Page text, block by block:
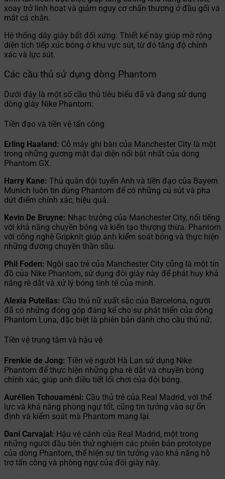
xoay trở linh hoạt và giảm nguy cơ chấn thương ở đầu gối và
mắt cá chân.
Hệ thống dây giày bất đối xứng: Thiết kế này giúp mở rộng
diện tích tiếp xúc bóng ở khu vực sút, từ đó tăng độ chính
xác và lực sút.
Các cầu thủ sử dụng dòng Phantom
Dưới đây là một số cầu thủ tiêu biểu đã và đang sử dụng
dòng giày Nike Phantom:
Tiền đạo và tiền vệ tấn công
Erling Haaland: Cỗ máy ghi bàn của Manchester City là một
trong những gương mặt đại diện nổi bật nhất của dòng
Phantom GX.
Harry Kane: Thủ quân đội tuyển Anh và tiền đạo của Bayern
Munich luôn tin dùng Phantom để có những cú sút và pha
dứt điểm chính xác, hiệu quả.
Kevin De Bruyne: Nhạc trưởng của Manchester City, nổi tiếng
với khả năng chuyền bóng và kiến tạo thượng thừa. Phantom
với công nghệ Gripknit giúp anh kiểm soát bóng và thực hiện
những đường chuyền thần sầu.
Phil Foden: Ngôi sao trẻ của Manchester City cũng là một tín
đồ của Nike Phantom, sử dụng đôi giày này để phát huy khả
năng rê dắt và xử lý bóng tinh tế của mình.
Alexia Putellas: Cầu thủ nữ xuất sắc của Barcelona, người
đã có những đóng góp đáng kể cho sự phát triển của dòng
Phantom Luna, đặc biệt là phiên bản dành cho cầu thủ nữ.
Tiền vệ trung tâm và hậu vệ
Frenkie de Jong: Tiền vệ người Hà Lan sử dụng Nike
Phantom để thực hiện những pha rê dắt và chuyền bóng
chính xác, giúp anh điều tiết lối chơi của đội bóng.
Aurélien Tchouaméni: Cầu thủ trẻ của Real Madrid, với thể
lực và khả năng phòng ngự tốt, cũng tin tưởng vào sự ổn
định và kiểm soát mà Phantom mang lại.
Dani Carvajal: Hậu vệ cánh của Real Madrid, một trong
những người đầu tiên thử nghiệm các phiên bản prototype
của dòng Phantom, thể hiện sự tin tưởng vào khả năng hỗ
trợ tấn công và phòng ngự của đôi giày này.